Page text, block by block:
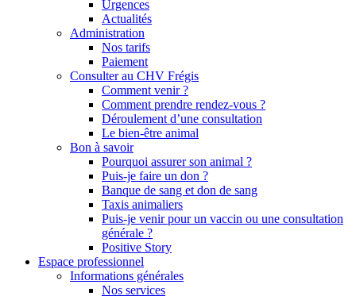
Urgences
Actualités
Administration
Nos tarifs
Paiement
Consulter au CHV Frégis
Comment venir ?
Comment prendre rendez-vous ?
Déroulement d’une consultation
Le bien-être animal
Bon à savoir
Pourquoi assurer son animal ?
Puis-je faire un don ?
Banque de sang et don de sang
Taxis animaliers
Puis-je venir pour un vaccin ou une consultation
générale ?
Positive Story
Espace professionnel
Informations générales
Nos services